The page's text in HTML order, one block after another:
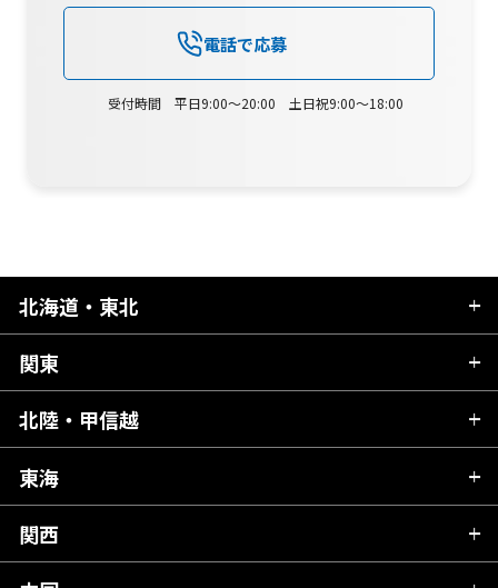
電話で応募
受付時間 平日9:00～20:00 土日祝9:00～18:00
北海道・東北
北海道
青森県
秋田県
岩手県
関東
茨城県
栃木県
群馬県
北陸・甲信越
新潟県
富山県
石川県
東海
岐阜県
関西